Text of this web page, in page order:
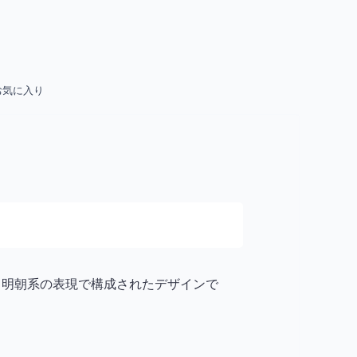
気に入り
朝系の表現で構成されたデザインで